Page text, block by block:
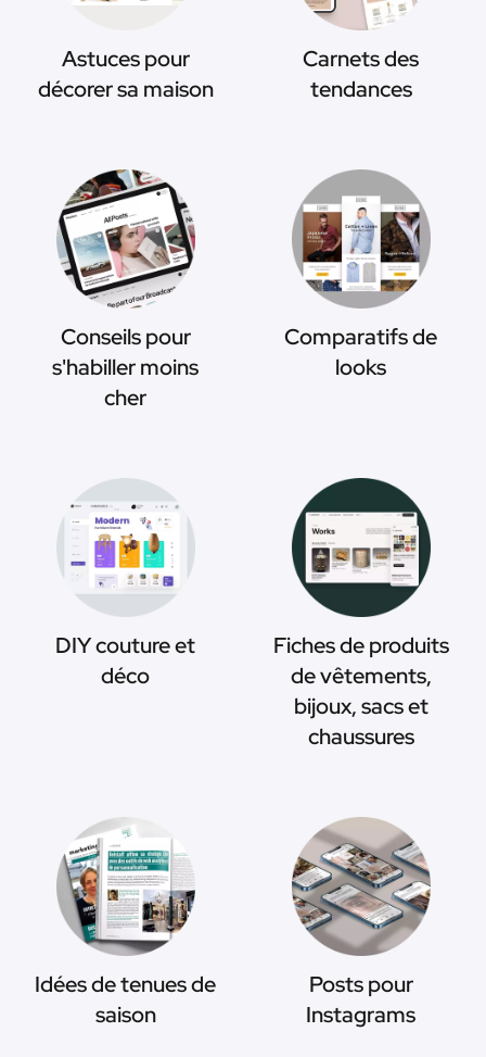
Astuces pour
décorer sa maison
Carnets des
tendances
Conseils pour
s'habiller moins
cher
Comparatifs de
looks
DIY couture et
déco
Fiches de produits
de vêtements,
bijoux, sacs et
chaussures
Idées de tenues de
saison
Posts pour
Instagrams